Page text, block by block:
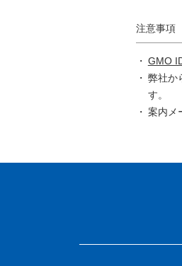
注意事項
GMO
弊社か
す。
案内メ